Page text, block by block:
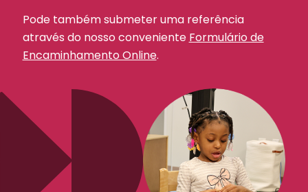
Pode também submeter uma referência
através do nosso conveniente Formulário de
Encaminhamento Online.